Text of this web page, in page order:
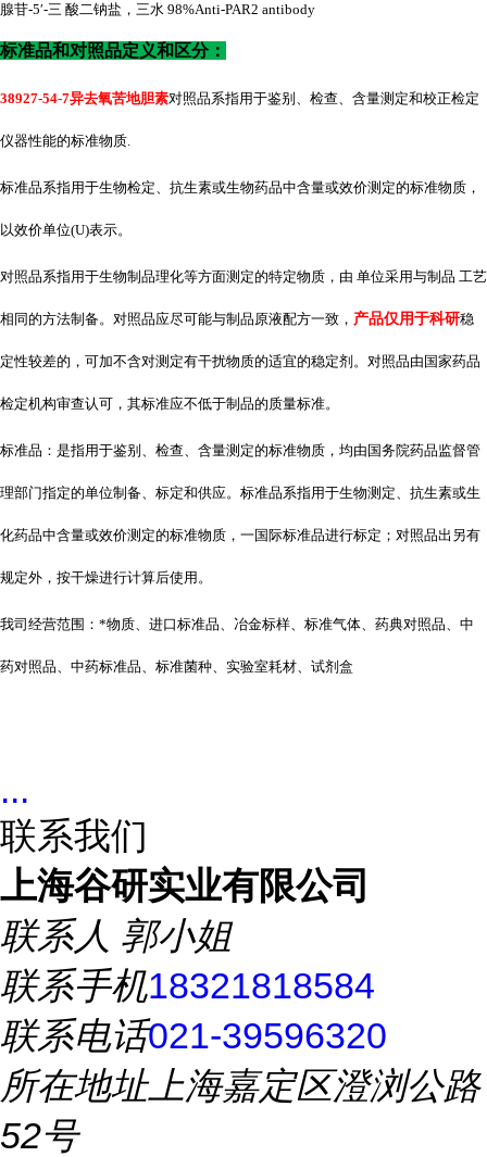
腺苷-5′-三 酸二钠盐，三水 98%Anti-PAR2 antibody
标准品和对照品定义和区分：
38927-54-7异去氧苦地胆素对照品系指用于鉴别、检查、含量测定和校正检定
仪器性能的标准物质.
标准品系指用于生物检定、抗生素或生物药品中含量或效价测定的标准物质，
以效价单位(U)表示。
对照品系指用于生物制品理化等方面测定的特定物质，由 单位采用与制品 工艺
相同的方法制备。对照品应尽可能与制品原液配方一致， 产品仅用于科研稳
定性较差的，可加不含对测定有干扰物质的适宜的稳定剂。对照品由国家药品
检定机构审查认可，其标准应不低于制品的质量标准。
标准品：是指用于鉴别、检查、含量测定的标准物质，均由国务院药品监督管
理部门指定的单位制备、标定和供应。标准品系指用于生物测定、抗生素或生
化药品中含量或效价测定的标准物质，一国际标准品进行标定；对照品出另有
规定外，按干燥进行计算后使用。
我司经营范围：*物质、进口标准品、冶金标样、标准气体、药典对照品、中
药对照品、中药标准品、标准菌种、实验室耗材、试剂盒
...
联系我们
上海谷研实业有限公司
联系人 郭小姐
联系手机18321818584
联系电话021-39596320
所在地址上海嘉定区澄浏公路
52号